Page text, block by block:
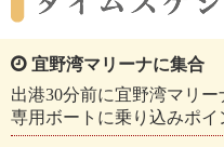
宜野湾マリーナに集合
出港30分前に宜野湾マリー
専用ボートに乗り込みポイ